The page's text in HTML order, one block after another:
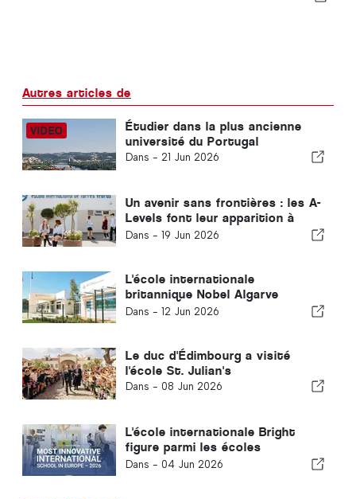
Autres articles de
Étudier dans la plus ancienne
université du Portugal
Dans - 21 Jun 2026
Un avenir sans frontières : les A-
Levels font leur apparition à
Torres Vedras
Dans - 19 Jun 2026
L'école internationale
britannique Nobel Algarve
d'Almancil accueillera un
Portugal
Dans - 12 Jun 2026
Le duc d'Édimbourg a visité
l'école St. Julian's
Dans - 08 Jun 2026
L'école internationale Bright
figure parmi les écoles
internationales les plus
Dans - 04 Jun 2026